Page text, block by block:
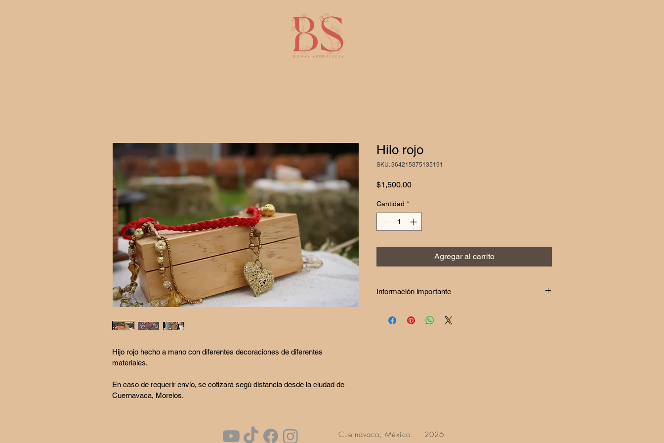
Hijo rojo hecho a mano con diferentes decoraciones de diferentes
materiales.
En caso de requerir envío, se cotizará segú distancia desde la ciudad de
Cuernavaca, Morelos.
Hilo rojo
SKU: 364215375135191
$1,500.00Precio
Cantidad *
Agregar al carrito
Información importante
necesario hacer el pedido con al menos un mes de
Cuernavaca, México. 2026